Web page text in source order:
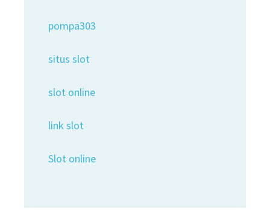
pompa303
situs slot
slot online
link slot
Slot online